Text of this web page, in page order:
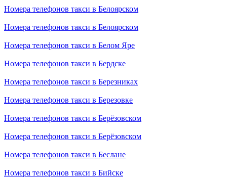
Номера телефонов такси в Белоярском
Номера телефонов такси в Белоярском
Номера телефонов такси в Белом Яре
Номера телефонов такси в Бердске
Номера телефонов такси в Березниках
Номера телефонов такси в Березовке
Номера телефонов такси в Берёзовском
Номера телефонов такси в Берёзовском
Номера телефонов такси в Беслане
Номера телефонов такси в Бийске